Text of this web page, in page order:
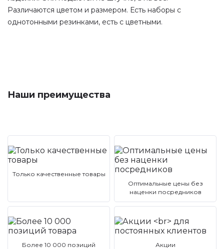
Различаются цветом и размером. Есть наборы с
однотонными резинками, есть с цветными.
Наши преимущества
Только качественные товары
Оптимальные цены без
наценки посредников
Более 10 000 позиций
Акции